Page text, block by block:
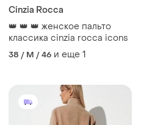
Cinzia Rocca
👑 👑 👑 женское пальто
классика cinzia rocca icons
38 / M / 46 и еще 1